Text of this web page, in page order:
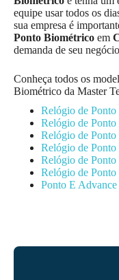
equipe usar todos os
sua empresa é
Ponto Biométrico em
demanda de seu
Conheça todos os
Biométrico da Master
Relógio de Ponto
Relógio de Ponto
Relógio de
Relógio de
Relógio de Ponto
Relógio de
Ponto E Advance